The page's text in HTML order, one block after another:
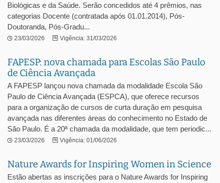
Biológicas e da Saúde. Serão concedidos até 4 prêmios, nas
categorias Docente (contratada após 01.01.2014), Pós-
Doutoranda, Pós-Gradu...
23/03/2026 Vigência: 31/03/2026
FAPESP: nova chamada para Escolas São Paulo
de Ciência Avançada
A FAPESP lançou nova chamada da modalidade Escola São
Paulo de Ciência Avançada (ESPCA), que oferece recursos
para a organização de cursos de curta duração em pesquisa
avançada nas diferentes áreas do conhecimento no Estado de
São Paulo. É a 20ª chamada da modalidade, que tem periodic...
23/03/2026 Vigência: 01/06/2026
Nature Awards for Inspiring Women in Science
Estão abertas as inscrições para o Nature Awards for Inspiring